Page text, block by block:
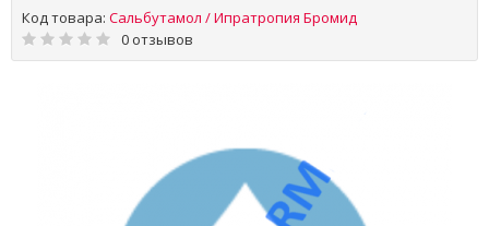
Код товара: Сальбутамол / Ипратропия Бромид
0 отзывов